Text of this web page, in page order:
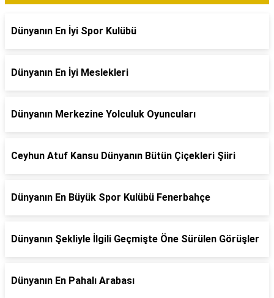
Dünyanın En İyi Spor Kulübü
Dünyanın En İyi Meslekleri
Dünyanın Merkezine Yolculuk Oyuncuları
Ceyhun Atuf Kansu Dünyanın Bütün Çiçekleri Şiiri
Dünyanın En Büyük Spor Kulübü Fenerbahçe
Dünyanın Şekliyle İlgili Geçmişte Öne Sürülen Görüşler
Dünyanın En Pahalı Arabası